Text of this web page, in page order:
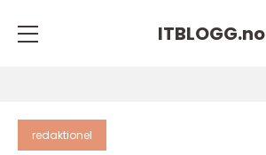
ITBLOGG.no
redaktionel